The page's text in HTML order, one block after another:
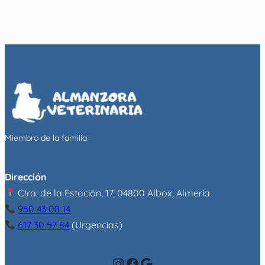
Miembro de la familia
Dirección
Ctra. de la Estación, 17, 04800 Albox, Almería
950 43 08 14
617 30 57 84 (Urgencias)